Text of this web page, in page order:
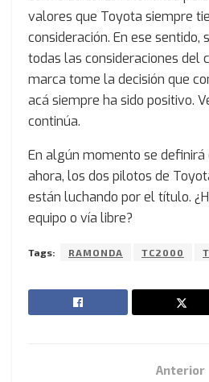
valores que Toyota siempre
consideración. En ese sentido,
todas las consideraciones del
marca tome la decisión que
acá siempre ha sido positivo.
continúa.
En algún momento se
ahora, los dos pilotos de
están luchando por el título.
equipo o vía libre?
Tags: RAMONDA TC2000
Anterior